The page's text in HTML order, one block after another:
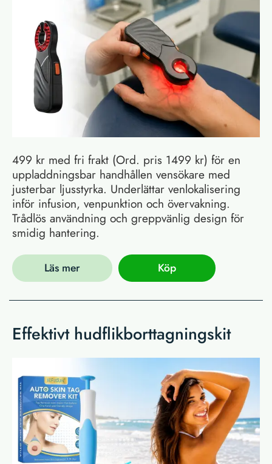
499 kr med fri frakt (Ord. pris 1499 kr) för en
uppladdningsbar handhållen vensökare med
justerbar ljusstyrka. Underlättar venlokalisering
inför infusion, venpunktion och övervakning.
Trådlös användning och greppvänlig design för
smidig hantering.
Läs mer Köp
Effektivt hudflikborttagningskit